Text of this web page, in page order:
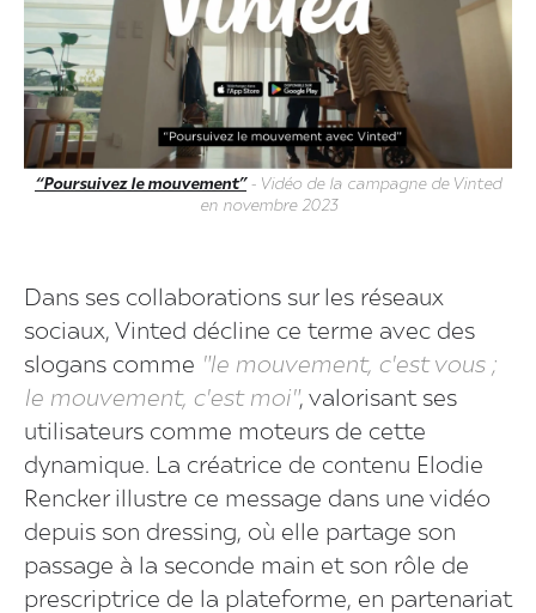
“Poursuivez le mouvement” - Vidéo de la campagne de Vinted
en novembre 2023
Dans ses collaborations sur les réseaux
sociaux, Vinted décline ce terme avec des
slogans comme "le mouvement, c'est vous ;
le mouvement, c'est moi", valorisant ses
utilisateurs comme moteurs de cette
dynamique. La créatrice de contenu Elodie
Rencker illustre ce message dans une vidéo
depuis son dressing, où elle partage son
passage à la seconde main et son rôle de
prescriptrice de la plateforme, en partenariat